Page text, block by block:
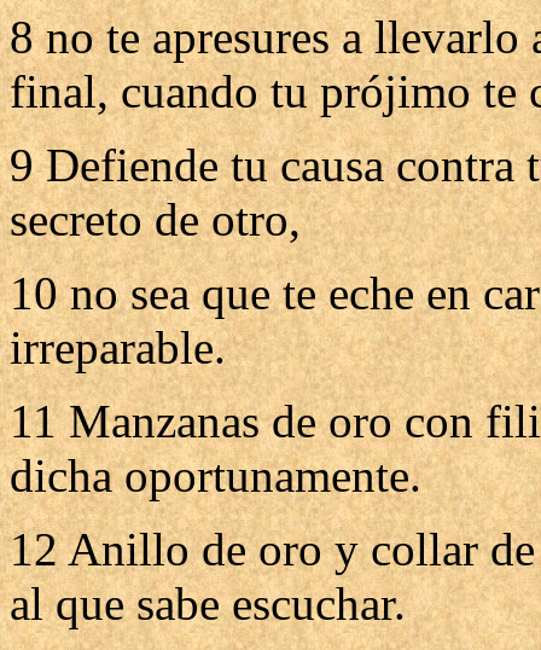
8 no te apresures a
final, cuando tu prójimo te
9 Defiende tu causa
secreto de otro,
10 no sea que te eche en
irreparable.
11 Manzanas de oro con
dicha oportunamente.
12 Anillo de oro y collar
al que sabe escuchar.